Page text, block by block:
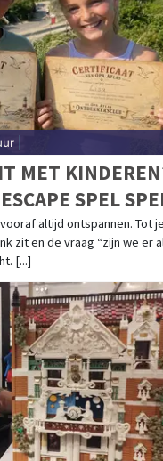
MET
SPEL
altijd ontspannen. Tot
zit en de vraag “zijn we er
[...]